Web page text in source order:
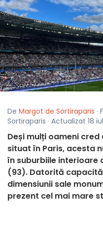
De Margot de Sortiraparis ·
Sortiraparis · Actualizat 18
Deși mulți oameni
situat în Paris, acesta
în suburbiile interioare
(93). Datorită
dimensiunii sale
prezent cel mai mare